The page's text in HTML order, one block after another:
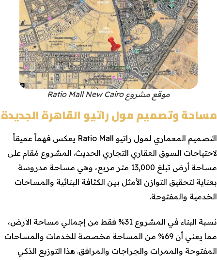
موقع مشروع Ratio Mall New Cairo
مساحة وتصميم مول راتيو القاهرة الجديدة
التصميم المعماري لمول راتيو Ratio Mall يعكس فهماً عميقاً
لاحتياجات السوق العقاري التجاري الحديث. المشروع مُقام على
مساحة أرض تبلغ 13,000 متر مربع، وهي مساحة مدروسة
بعناية لتحقيق التوازن الأمثل بين الكثافة البنائية والمساحات
الخدمية والمفتوحة.
نسبة البناء في المشروع 31% فقط من إجمالي مساحة الأرض،
مما يعني أن 69% من المساحة مخصصة للخدمات والمساحات
المفتوحة والممرات والجراجات والمرافق. هذا التوزيع الذكي